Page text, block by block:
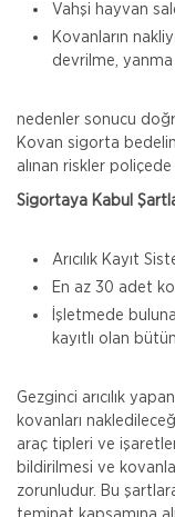
Vahşi hayvan
Kovanların
devrilme, yanma
nedenler sonucu
Kovan sigorta
alınan riskler
Sigortaya Kabul
Arıcılık Kayıt
En az 30 adet
İşletmede
kayıtlı olan
Gezginci arıcılık
kovanları
araç tipleri ve
bildirilmesi ve
zorunludur. Bu